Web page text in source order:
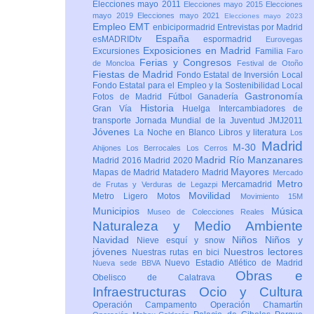
Elecciones mayo 2011 Elecciones mayo 2015 Elecciones
mayo 2019
Elecciones mayo 2021 Elecciones mayo 2023
Empleo EMT enbicipormadrid Entrevistas por Madrid
esMADRIDtv Españaespormadrid Eurovegas
Excursiones Exposiciones en Madrid Familia Faro
de Moncloa
Ferias y Congresos Festival de Otoño
Fiestas de Madrid Fondo Estatal de Inversión Local
Fondo Estatal para el Empleo y la Sostenibilidad Local
Fotos de Madrid
FútbolGanaderíaGastronomía
Gran Vía Historia Huelga
Intercambiadores de
transporte Jornada Mundial de la Juventud JMJ2011
Jóvenes La Noche en Blanco Libros y literatura
Los
Ahijones
Los Berrocales Los Cerros M-30 Madrid
Madrid 2016 Madrid 2020 Madrid Río Manzanares
Mapas de Madrid Matadero Madrid Mayores Mercado
de Frutas y Verduras de Legazpi
Mercamadrid Metro
Metro Ligero Motos Movilidad Movimiento 15M
Municipios Museo de Colecciones Reales Música
Naturaleza y Medio Ambiente
Navidad Nieve esquí y snow Niños Niños y
jóvenes
Nuestras rutas en bici Nuestros lectores
Nueva sede BBVA
Nuevo Estadio Atlético de Madrid
Obelisco de Calatrava Obras e
Infraestructuras Ocio y Cultura
Operación Campamento Operación Chamartín